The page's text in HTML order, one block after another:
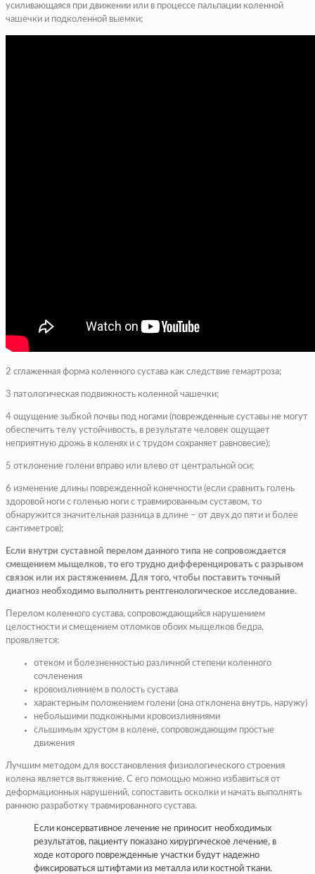
усиливающаяся при движении или в процессе пальпации коленной
чашечки и подколенной выемки;
2 сглаженная форма коленного сустава как следствие гемартроза;
3 патологическая подвижность коленной чашечки;
4 ощущение зыбкой почвы под ногами (поврежденные суставы не могут
обеспечить телу устойчивость, в результате человек ощущает
неприятную дрожь в коленях и с трудом сохраняет равновесие);
5 отклонение голени вправо или влево от центральной оси;
6 изменение длины поврежденной конечности (если сравнить голень
здоровой ноги с голенью ноги с травмированным суставом, то
обнаружится значительная разница в длине – от двух до пяти и более
сантиметров);
Если внутри суставной перелом данного типа не сопровождается
смещением мыщелков, то его трудно дифференцировать с разрывом
связок или их растяжением. Для того, чтобы поставить точный
диагноз необходимо выполнить рентгенологическое исследование.
Перелом коленного сустава, сопровождающийся нарушением
целостности и смещением отломков обоих мыщелков бедра,
проявляется:
отеком и болезненностью различной степени коленного
сочленения
кровоизлиянием в полость сустава
характерным положением голени (она отклонена внутрь, наружу)
небольшими подкожными кровоизлияниями
слышимым хрустом в колене, сопровождающим простые
движения
Лучшим методом для восстановления физиологического строения
колена является вытяжение. С его помощью можно избавиться от
деформационных нарушений, сопоставить осколки и начать выполнять
раннюю разработку травмированного сустава.
Если консервативное лечение не приносит необходимых
результатов, пациенту показано хирургическое лечение, в
ходе которого поврежденные участки будут надежно
фиксироваться штифтами из металла или костной ткани.